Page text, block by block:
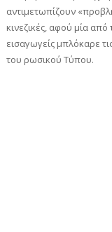
αντιμετωπίζουν
κινεζικές, αφού μία από
εισαγωγείς μπλόκαρε
του ρωσικού Τύπου.